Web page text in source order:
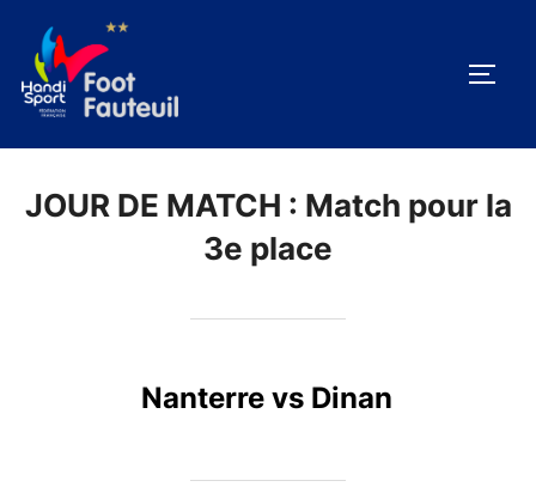
contenu
JOUR DE MATCH : Match pour la
3e place
Nanterre vs Dinan